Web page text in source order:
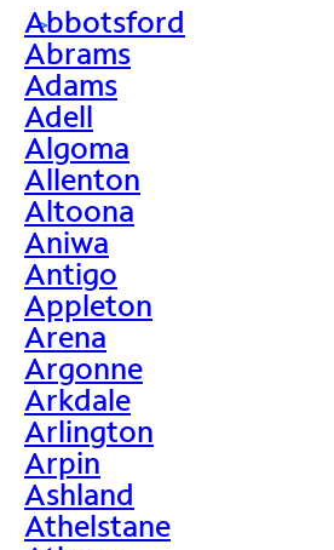
>
Abbotsford
Abrams
Adams
Adell
Algoma
Allenton
Altoona
Aniwa
Antigo
Appleton
Arena
Argonne
Arkdale
Arlington
Arpin
Ashland
Athelstane